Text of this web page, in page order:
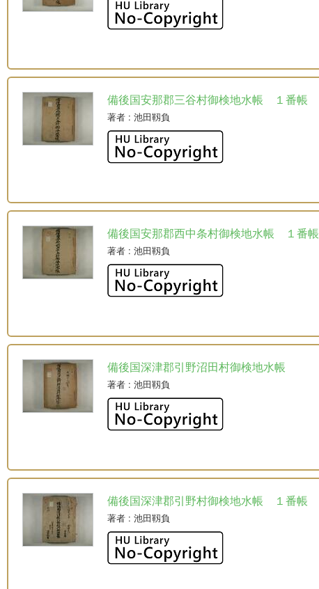
備後国安那郡三谷村御検地水帳 １番帳
著者: 池田靱負
備後国安那郡西中条村御検地水帳 １番帳
著者: 池田靱負
備後国深津郡引野沼田村御検地水帳
著者: 池田靱負
備後国深津郡引野村御検地水帳 １番帳
著者: 池田靱負